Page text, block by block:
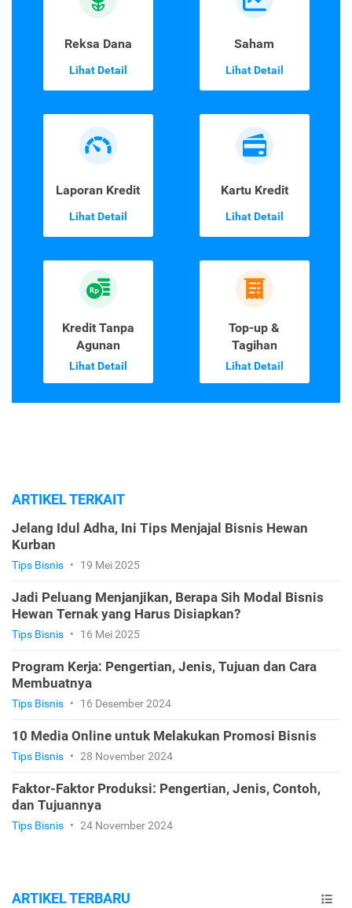
Reksa Dana
Lihat Detail
Saham
Lihat Detail
Laporan Kredit
Lihat Detail
Kartu Kredit
Lihat Detail
Kredit Tanpa
Agunan
Lihat Detail
Top-up &
Tagihan
Lihat Detail
ARTIKEL TERKAIT
Jelang Idul Adha, Ini Tips Menjajal Bisnis Hewan
Kurban
Tips Bisnis • 19 Mei 2025
Jadi Peluang Menjanjikan, Berapa Sih Modal Bisnis
Hewan Ternak yang Harus Disiapkan?
Tips Bisnis • 16 Mei 2025
Program Kerja: Pengertian, Jenis, Tujuan dan Cara
Membuatnya
Tips Bisnis • 16 Desember 2024
10 Media Online untuk Melakukan Promosi Bisnis
Tips Bisnis • 28 November 2024
Faktor-Faktor Produksi: Pengertian, Jenis, Contoh,
dan Tujuannya
Tips Bisnis • 24 November 2024
ARTIKEL TERBARU